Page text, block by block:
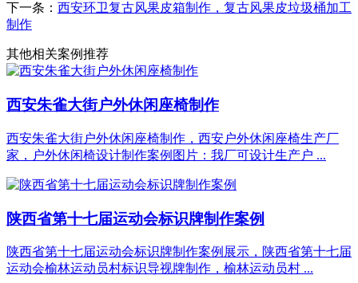
下一条： 西安环卫复古风果皮箱制作，复古风果皮垃圾桶加工
制作
其他相关案例推荐
西安朱雀大街户外休闲座椅制作
西安朱雀大街户外休闲座椅制作，西安户外休闲座椅生产厂
家，户外休闲椅设计制作案例图片：我厂可设计生产户 ...
陕西省第十七届运动会标识牌制作案例
陕西省第十七届运动会标识牌制作案例展示，陕西省第十七届
运动会榆林运动员村标识导视牌制作，榆林运动员村 ...